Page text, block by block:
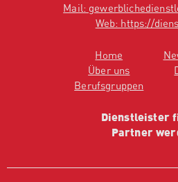
Mail:
Web: https://
Home
Über uns
Berufsgruppen
Dienstleister
Partner